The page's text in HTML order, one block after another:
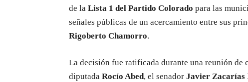
de la Lista 1 del Partido Colorado para las
señales públicas de un acercamiento entre sus
Rigoberto Chamorro.
La decisión fue ratificada durante una reunión de
diputada Rocío Abed, el senador Javier Zacarías